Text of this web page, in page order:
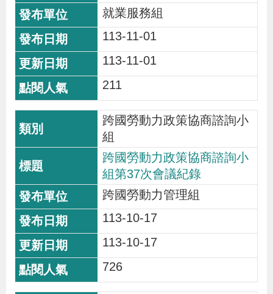
就業服務組
113-11-01
113-11-01
211
跨國勞動力政策協商諮詢小
組
跨國勞動力政策協商諮詢小
組第37次會議紀錄
跨國勞動力管理組
113-10-17
113-10-17
726